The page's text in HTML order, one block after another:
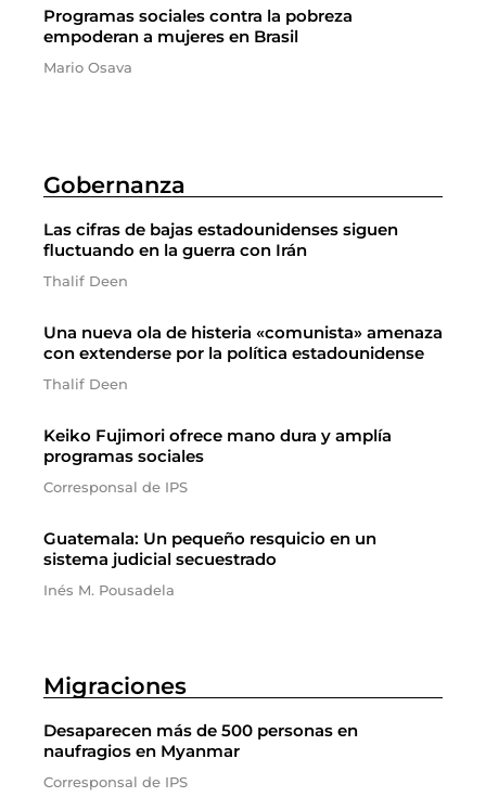
Programas sociales contra la pobreza
empoderan a mujeres en Brasil
Mario Osava
Gobernanza
Las cifras de bajas estadounidenses siguen
fluctuando en la guerra con Irán
Thalif Deen
Una nueva ola de histeria «comunista» amenaza
con extenderse por la política estadounidense
Thalif Deen
Keiko Fujimori ofrece mano dura y amplía
programas sociales
Corresponsal de IPS
Guatemala: Un pequeño resquicio en un
sistema judicial secuestrado
Inés M. Pousadela
Migraciones
Desaparecen más de 500 personas en
naufragios en Myanmar
Corresponsal de IPS